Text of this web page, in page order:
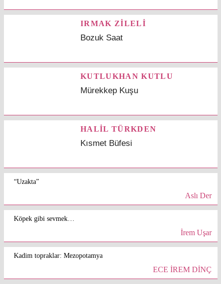
IRMAK ZİLELİ
Bozuk Saat
KUTLUKHAN KUTLU
Mürekkep Kuşu
HALİL TÜRKDEN
Kısmet Büfesi
“Uzakta”
Aslı Der
Köpek gibi sevmek…
İrem Uşar
Kadim topraklar: Mezopotamya
ECE İREM DİNÇ